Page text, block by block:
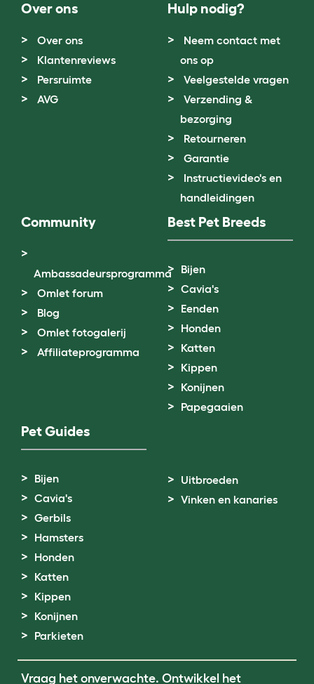
Over ons
Over ons
Klantenreviews
Persruimte
AVG
Hulp nodig?
Neem contact met
ons op
Veelgestelde vragen
Verzending &
bezorging
Retourneren
Garantie
Instructievideo's en
handleidingen
Community
Ambassadeursprogramma
Omlet forum
Blog
Omlet fotogalerij
Affiliateprogramma
Best Pet Breeds
Bijen
Cavia's
Eenden
Honden
Katten
Kippen
Konijnen
Papegaaien
Pet Guides
Bijen
Cavia's
Gerbils
Hamsters
Honden
Katten
Kippen
Konijnen
Parkieten
Uitbroeden
Vinken en kanaries
Vraag het onverwachte. Ontwikkel het